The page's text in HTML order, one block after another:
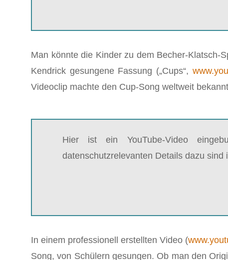
Man könnte die Kinder zu dem Becher-Klatsch-
Kendrick gesungene Fassung („Cups“,
Videoclip machte den Cup-Song weltweit
Hier ist ein YouTube-Video
datenschutzrelevanten Details dazu sind
In einem professionell erstellten Video (
Song, von Schülern gesungen. Ob man den